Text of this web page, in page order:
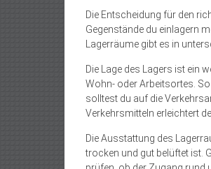
Die Entscheidung für den
Gegenstände du einlagern
Lagerräume gibt es in
Die Lage des Lagers ist ein
Wohn- oder Arbeitsortes.
solltest du auf die
Verkehrsmitteln erleichtert
Die Ausstattung des
trocken und gut belüftet ist.